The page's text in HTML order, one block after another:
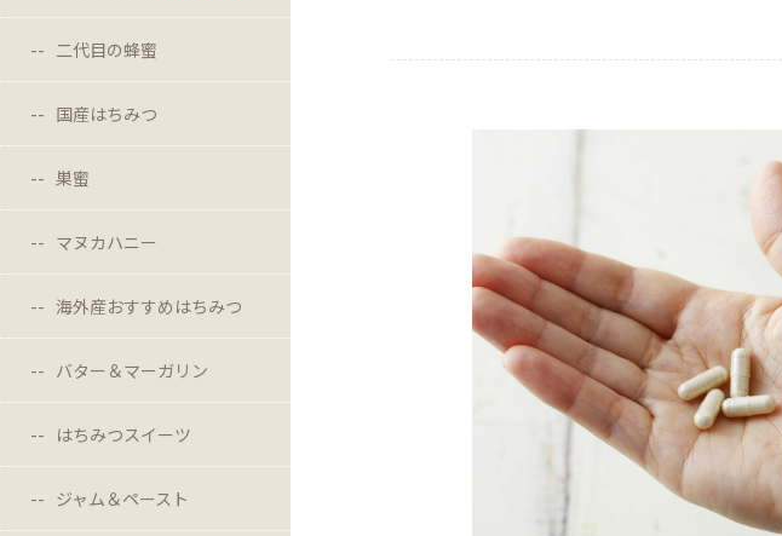
二代目の蜂蜜
国産はちみつ
巣蜜
マヌカハニー
海外産おすすめはちみつ
バター＆マーガリン
はちみつスイーツ
ジャム＆ペースト